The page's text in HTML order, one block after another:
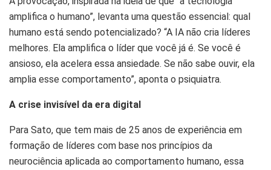
amplifica o humano”, levanta uma questão essencial: qual
humano está sendo potencializado? “A IA não cria líderes
melhores. Ela amplifica o líder que você já é. Se você é
ansioso, ela acelera essa ansiedade. Se não sabe ouvir, ela
amplia esse comportamento”, aponta o psiquiatra.
A crise invisível da era digital
Para Sato, que tem mais de 25 anos de experiência em
formação de líderes com base nos princípios da
neurociência aplicada ao comportamento humano, essa